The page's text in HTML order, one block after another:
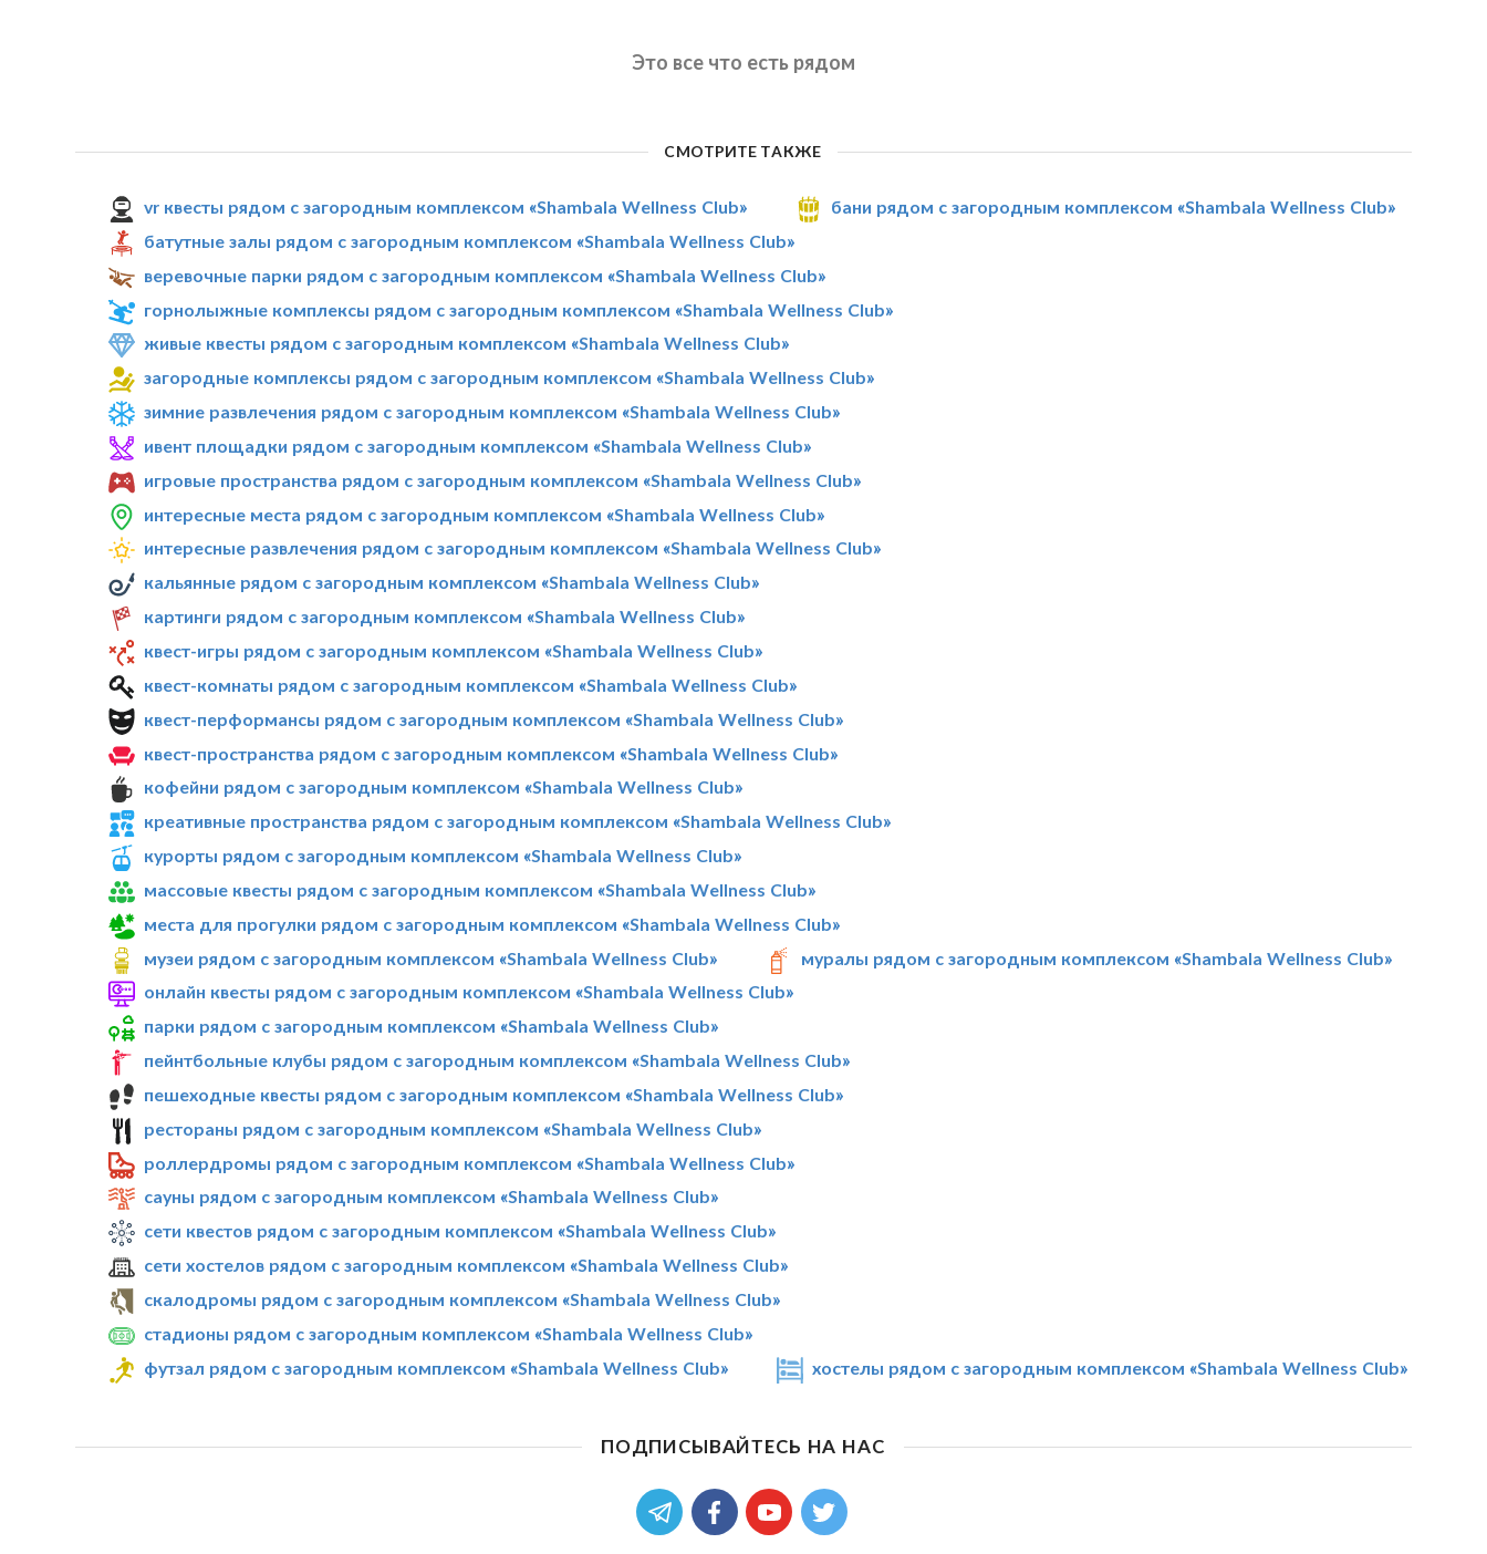
Это все что есть рядом
СМОТРИТЕ ТАКЖЕ
vr квесты рядом с загородным комплексом «Shambala Wellness Club»
бани рядом с загородным комплексом «Shambala Wellness Club»
батутные залы рядом с загородным комплексом «Shambala Wellness Club»
веревочные парки рядом с загородным комплексом «Shambala Wellness Club»
горнолыжные комплексы рядом с загородным комплексом «Shambala Wellness Club»
живые квесты рядом с загородным комплексом «Shambala Wellness Club»
загородные комплексы рядом с загородным комплексом «Shambala Wellness Club»
зимние развлечения рядом с загородным комплексом «Shambala Wellness Club»
ивент площадки рядом с загородным комплексом «Shambala Wellness Club»
игровые пространства рядом с загородным комплексом «Shambala Wellness Club»
интересные места рядом с загородным комплексом «Shambala Wellness Club»
интересные развлечения рядом с загородным комплексом «Shambala Wellness Club»
кальянные рядом с загородным комплексом «Shambala Wellness Club»
картинги рядом с загородным комплексом «Shambala Wellness Club»
квест-игры рядом с загородным комплексом «Shambala Wellness Club»
квест-комнаты рядом с загородным комплексом «Shambala Wellness Club»
квест-перформансы рядом с загородным комплексом «Shambala Wellness Club»
квест-пространства рядом с загородным комплексом «Shambala Wellness Club»
кофейни рядом с загородным комплексом «Shambala Wellness Club»
креативные пространства рядом с загородным комплексом «Shambala Wellness Club»
курорты рядом с загородным комплексом «Shambala Wellness Club»
массовые квесты рядом с загородным комплексом «Shambala Wellness Club»
места для прогулки рядом с загородным комплексом «Shambala Wellness Club»
музеи рядом с загородным комплексом «Shambala Wellness Club»
муралы рядом с загородным комплексом «Shambala Wellness Club»
онлайн квесты рядом с загородным комплексом «Shambala Wellness Club»
парки рядом с загородным комплексом «Shambala Wellness Club»
пейнтбольные клубы рядом с загородным комплексом «Shambala Wellness Club»
пешеходные квесты рядом с загородным комплексом «Shambala Wellness Club»
рестораны рядом с загородным комплексом «Shambala Wellness Club»
роллердромы рядом с загородным комплексом «Shambala Wellness Club»
сауны рядом с загородным комплексом «Shambala Wellness Club»
сети квестов рядом с загородным комплексом «Shambala Wellness Club»
сети хостелов рядом с загородным комплексом «Shambala Wellness Club»
скалодромы рядом с загородным комплексом «Shambala Wellness Club»
стадионы рядом с загородным комплексом «Shambala Wellness Club»
футзал рядом с загородным комплексом «Shambala Wellness Club»
хостелы рядом с загородным комплексом «Shambala Wellness Club»
ПОДПИСЫВАЙТЕСЬ НА НАС